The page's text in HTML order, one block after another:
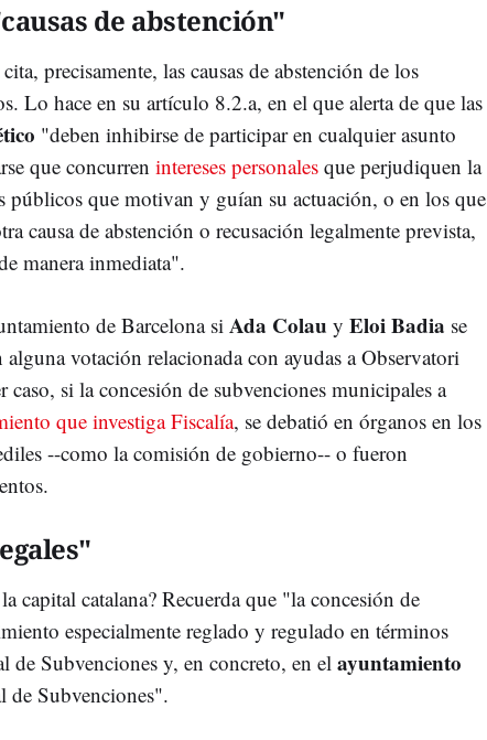
de abstención"
precisamente, las causas de abstención de los
Lo hace en su artículo 8.2.a, en el que alerta de que las
"deben inhibirse de participar en cualquier asunto
que concurren intereses personales que perjudiquen la
públicos que motivan y guían su actuación, o en los que
causa de abstención o recusación legalmente prevista,
manera inmediata".
de Barcelona si Ada Colau y Eloi Badia se
votación relacionada con ayudas a Observatori
si la concesión de subvenciones municipales a
que investiga Fiscalía, se debatió en órganos en los
--como la comisión de gobierno-- o fueron
capital catalana? Recuerda que "la concesión de
especialmente reglado y regulado en términos
de Subvenciones y, en concreto, en el ayuntamiento
de Subvenciones".